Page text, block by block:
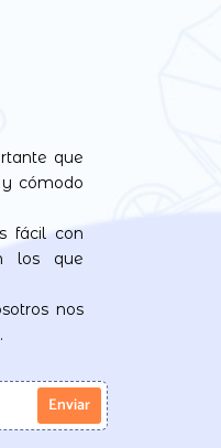
que
cómodo
fácil con
los que
nos